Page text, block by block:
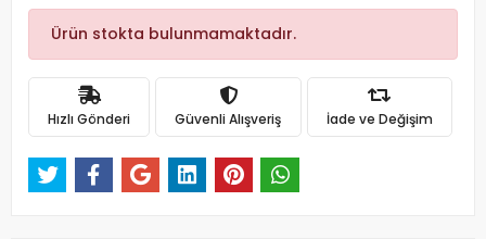
Ürün stokta bulunmamaktadır.
Hızlı Gönderi Güvenli Alışveriş İade ve Değişim